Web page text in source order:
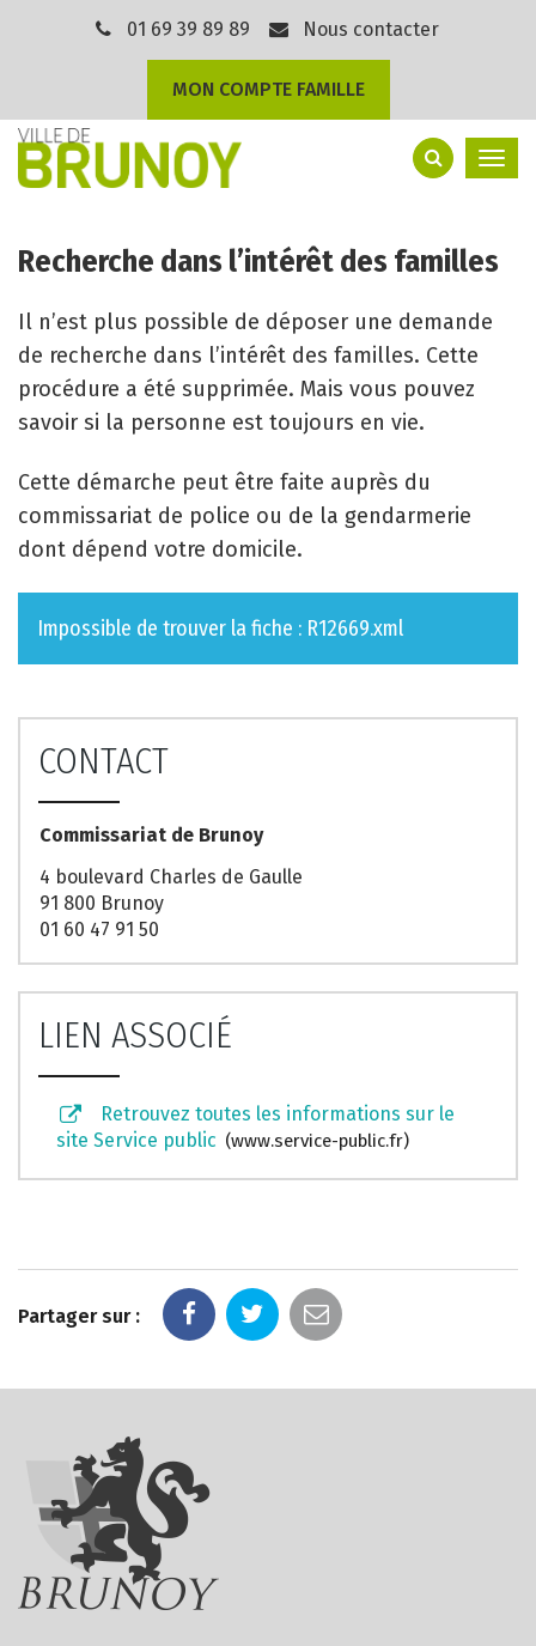
01 69 39 89 89 Nous contacter
MON COMPTE FAMILLE
Recherche dans l’intérêt des familles
Il n’est plus possible de déposer une demande
de recherche dans l’intérêt des familles. Cette
procédure a été supprimée. Mais vous pouvez
savoir si la personne est toujours en vie.
Cette démarche peut être faite auprès du
commissariat de police ou de la gendarmerie
dont dépend votre domicile.
Impossible de trouver la fiche : R12669.xml
CONTACT
Commissariat de Brunoy
4 boulevard Charles de Gaulle
91 800 Brunoy
01 60 47 91 50
LIEN ASSOCIÉ
Retrouvez toutes les informations sur le
site Service public
www.service-public.fr
Partager sur :